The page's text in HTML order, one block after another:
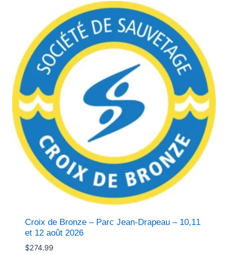
Croix de Bronze – Parc Jean-Drapeau – 10,11
et 12 août 2026
$274.99